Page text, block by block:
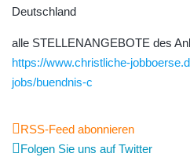
Deutschland
alle STELLENANGEBOTE des
https://www.christliche-
jobs/buendnis-c
RSS-Feed abonnieren
Folgen Sie uns auf Twitter